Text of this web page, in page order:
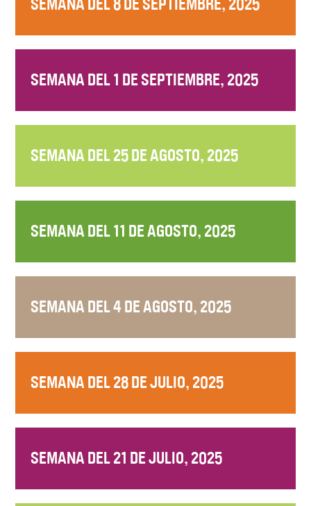
SEMANA DEL 8 DE SEPTIEMBRE, 2025
SEMANA DEL 1 DE SEPTIEMBRE, 2025
SEMANA DEL 25 DE AGOSTO, 2025
SEMANA DEL 11 DE AGOSTO, 2025
SEMANA DEL 4 DE AGOSTO, 2025
SEMANA DEL 28 DE JULIO, 2025
SEMANA DEL 21 DE JULIO, 2025